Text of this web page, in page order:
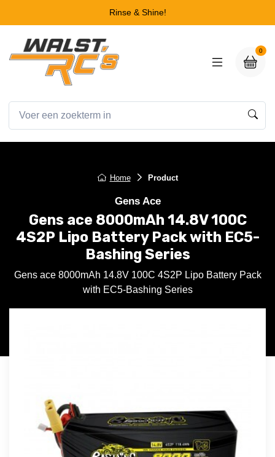
Rinse & Shine!
0
Home Product
Gens Ace
Gens ace 8000mAh 14.8V 100C
4S2P Lipo Battery Pack with EC5-
Bashing Series
Gens ace 8000mAh 14.8V 100C 4S2P Lipo Battery Pack
with EC5-Bashing Series